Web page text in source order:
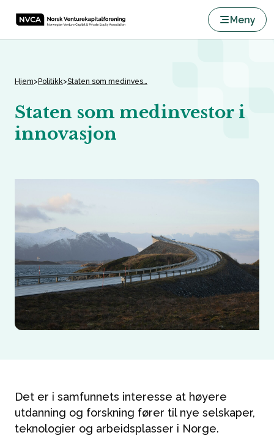
Meny
Hjem> Politikk>Staten som medinves…
Staten som medinvestor i
innovasjon
Det er i samfunnets interesse at høyere
utdanning og forskning fører til nye selskaper,
teknologier og arbeidsplasser i Norge.